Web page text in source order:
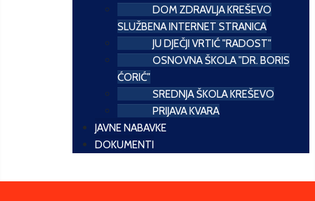
DOM ZDRAVLJA KREŠEVO
SLUŽBENA INTERNET STRANICA
JU DJEČJI VRTIĆ "RADOST"
OSNOVNA ŠKOLA "DR. BORIS
ĆORIĆ"
SREDNJA ŠKOLA KREŠEVO
PRIJAVA KVARA
JAVNE NABAVKE
DOKUMENTI